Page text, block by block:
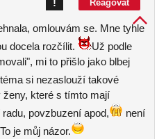
Reagovat
!
omlouvám se. Mne tyhle
docela rozčílit.
Už podle
mi to přišlo jako blbej
si nezaslouží takové
ženy, které s tímto mají
povzbuzení apod,
není
To je můj názor.